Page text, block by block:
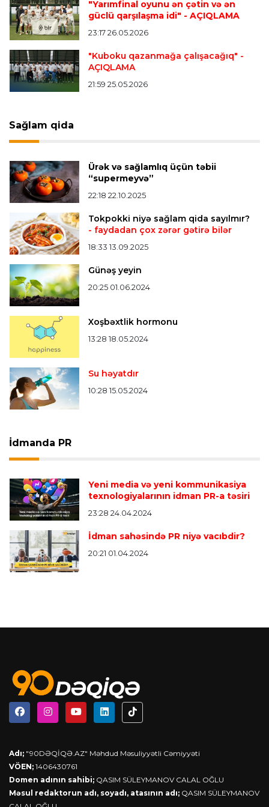
Transfer 20:23 10.08.2026
“Kəpəz” “Zirə”dən ayrılan futbolçunu transfer
edib
“Monako”nun ulduz hücumçusu “Tottenhem”ə
təklif olundu
Bütün xəbərlər >>>
"Yarımfinal oyunu ən çətin və ən
güclü qarşılaşma idi" - AÇIQLAMA
23:17 26.05.2026
"Kuboku qazanmağa çalışacağıq" -
AÇIQLAMA
21:59 25.05.2026
Sağlam qida
Ürək və sağlamlıq üçün təbii
“supermeyvə”
22:18 22.10.2025
Tokpokki niyə sağlam qida sayılmır?
- faydadan çox zərər gətirə bilər
18:33 13.09.2025
Günəş yeyin
20:25 01.06.2024
Xoşbəxtlik hormonu
13:28 18.05.2024
Su həyatdır
10:28 15.05.2024
İdmanda PR
Yeni media və yeni kommunikasiya
texnologiyalarının idman PR-a təsiri
23:28 24.04.2024
İdman sahəsində PR niyə vacıbdir?
20:21 01.04.2024
Adı; "90DƏQİQƏ.AZ" Məhdud Məsuliyyətli Cəmiyyəti
VÖEN; 1406430761
Domen adının sahibi; QASIM SÜLEYMANOV CALAL OĞLU
Məsul redaktorun adı, soyadı, atasının adı; QASIM SÜLEYMANOV